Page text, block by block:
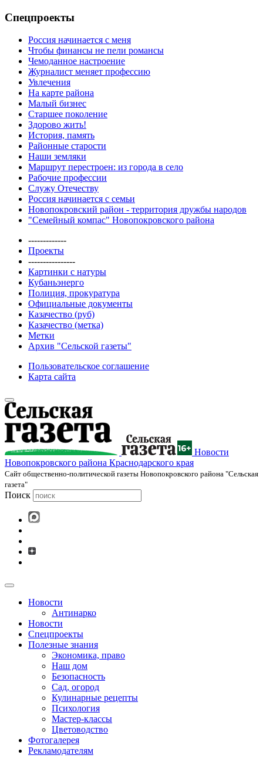
Спецпроекты
Россия начинается с меня
Чтобы финансы не пели романсы
Чемоданное настроение
Журналист меняет профессию
Увлечения
На карте района
Малый бизнес
Старшее поколение
Здорово жить!
История, память
Районные старости
Наши земляки
Маршрут перестроен: из города в село
Рабочие профессии
Служу Отечеству
Россия начинается с семьи
Новопокровский район - территория дружбы народов
"Семейный компас" Новопокровского района
-------------
Проекты
----------------
Картинки с натуры
Кубаньэнерго
Полиция, прокуратура
Официальные документы
Казачество (руб)
Казачество (метка)
Метки
Архив "Сельской газеты"
Пользовательское соглашение
Карта сайта
Новости
Новопокровского района Краснодарского края
Cайт общественно-политической газеты Новопокровского района "Сельская
газета"
Поиск
Новости
Антинарко
Новости
Спецпроекты
Полезные знания
Экономика, право
Наш дом
Безопасность
Сад, огород
Кулинарные рецепты
Психология
Мастер-классы
Цветоводство
Фотогалерея
Рекламодателям